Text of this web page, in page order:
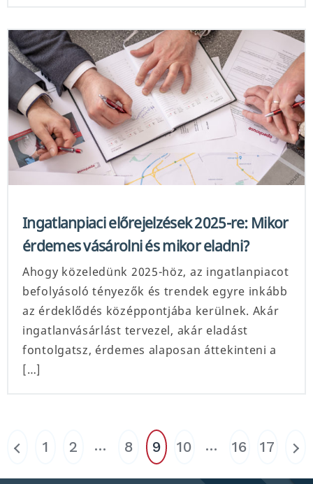
Ingatlanpiaci előrejelzések 2025-re: Mikor
érdemes vásárolni és mikor eladni?
Ahogy közeledünk 2025-höz, az ingatlanpiacot
befolyásoló tényezők és trendek egyre inkább
az érdeklődés középpontjába kerülnek. Akár
ingatlanvásárlást tervezel, akár eladást
fontolgatsz, érdemes alaposan áttekinteni a
[…]
1 2 … 8 9 10 … 16 17